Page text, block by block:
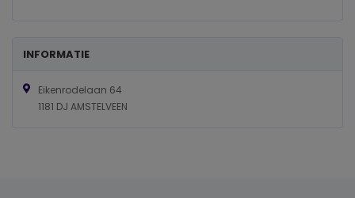
INFORMATIE
Eikenrodelaan 64
1181 DJ AMSTELVEEN